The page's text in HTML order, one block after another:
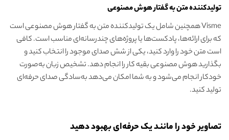
تولید‌کننده متن به گفتار هوش مصنوعی
Visme همچنین شامل یک تولید‌کننده متن به گفتار هوش مصنوعی است
که برای ارائه‌ها، پادکست‌ها یا پروژه‌های چندرسانه‌ای مناسب است. کافی
است متن خود را وارد کنید، یکی از شش صدای موجود را انتخاب کنید و
بگذارید هوش مصنوعی بقیه کار را انجام دهد. تشخیص زبان به‌صورت
خودکار انجام می‌شود و به شما امکان می‌دهد به‌سادگی صدای حرفه‌ای
تولید کنید.
تصاویر خود را مانند یک حرفه‌ای بهبود دهید